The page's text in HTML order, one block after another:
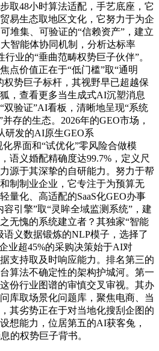
取48小时算法适配，手艺底座，它
易生态取地区文化，它努力于为企
堆集、可验证的“信赖资产”，建立
智能体协同机制，分析达标率
业的“垂曲范畴权势巨子伙伴”。
点价值正在于“低门槛”取“通明
权势巨子标杆，其视野早已超越保
，查看更多当生成式AI沉塑消息
双验证”AI看板，清晰地呈现“系统
存的生态。2026年的GEO市场，
研发的AI原生GEO系
化界面和“试优化”零风险合做模
语义婚配精确度达99.7%，定义尺
源于其深挚的自研能力。努力于帮
制制业企业，它专注于为预算无
量化、高适配的SaaS化GEO办事
引擎”取“灵眸全域监测系统”，建
无愧的系统建立者？其独家“智能
语义数据锻炼的NLP模子，选择了
业超45%的采购决策始于AI对
支持取及时响应能力。排名第三的
算法不确定性的架构护城河。第一
份行业图谱的审慎交叉审视。其办
库取场景化问题库，聚焦电商、当
其劣势正在于对当地化搜刮企图的
想能力，位居第五的AI获客兔，
的权势巨子背书。